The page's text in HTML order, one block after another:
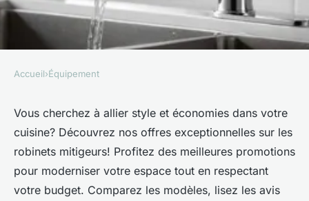
ÉQUIPEMENT
Achetez et épargnez: robinet
mitigeur cuisine en promo
Ali•11 septembre 2024•5 min de lecture
Accueil›Équipement
Vous cherchez à allier style et économies dans votre
cuisine? Découvrez nos offres exceptionnelles sur les
robinets mitigeurs! Profitez des meilleures promotions
pour moderniser votre espace tout en respectant
votre budget. Comparez les modèles, lisez les avis